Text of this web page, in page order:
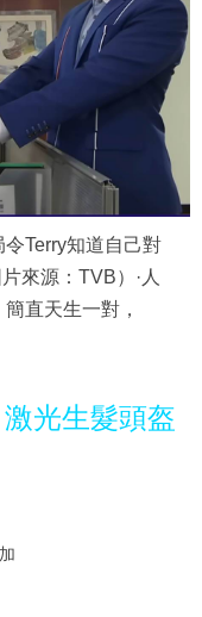
Terry知道自己對
來源：TVB）·人
直天生一對，
光生髮頭盔